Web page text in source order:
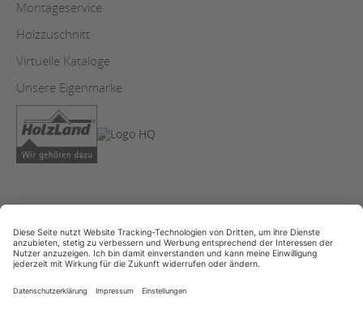
Montageservice
Holzzuschnitt
Virtuelle Kataloge
Unsere Eigenmarke
AGB